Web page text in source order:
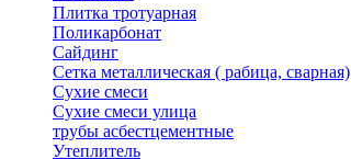
Плитка тротуарная
Поликарбонат
Сайдинг
Сетка металлическая ( рабица, сварная)
Сухие смеси
Сухие смеси улица
трубы асбестцементные
Утеплитель